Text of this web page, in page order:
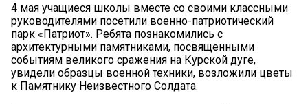
4 мая учащиеся школы вместе со своими классными
руководителями посетили военно-патриотический
парк «Патриот». Ребята познакомились с
архитектурными памятниками, посвященными
событиям великого сражения на Курской дуге,
увидели образцы военной техники, возложили цветы
к Памятнику Неизвестного Солдата.